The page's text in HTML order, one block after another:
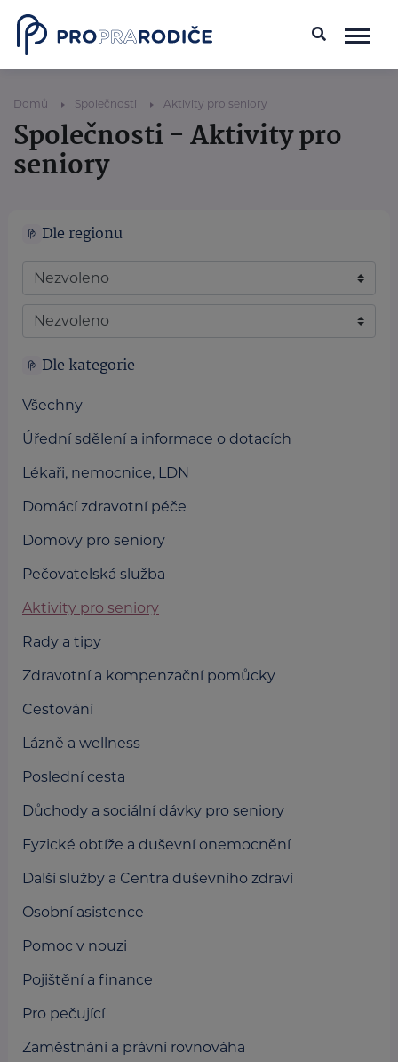
Domů Společnosti Aktivity pro seniory
Společnosti - Aktivity pro
seniory
Dle regionu
Dle kategorie
Všechny
Úřední sdělení a informace o dotacích
Lékaři, nemocnice, LDN
Domácí zdravotní péče
Domovy pro seniory
Pečovatelská služba
Aktivity pro seniory
Rady a tipy
Zdravotní a kompenzační pomůcky
Cestování
Lázně a wellness
Poslední cesta
Důchody a sociální dávky pro seniory
Fyzické obtíže a duševní onemocnění
Další služby a Centra duševního zdraví
Osobní asistence
Pomoc v nouzi
Pojištění a finance
Pro pečující
Zaměstnání a právní rovnováha